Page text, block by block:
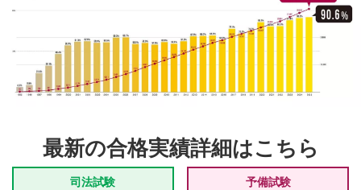
最新の合格実績詳細はこちら
司法試験 予備試験